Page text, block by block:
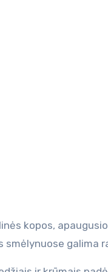
smėlynuose galima